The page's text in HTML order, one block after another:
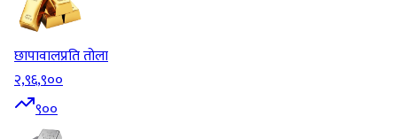
छापावालप्रति तोला
२,९६,९००
९००